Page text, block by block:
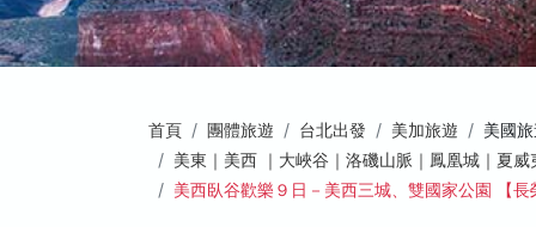
首頁 團體旅遊 台北出發 美加旅遊
美國
美東｜美西 ｜大峽谷｜洛磯山脈｜鳳凰城｜夏威
美西臥谷歡樂９日－美西三城、雙國家公園 【